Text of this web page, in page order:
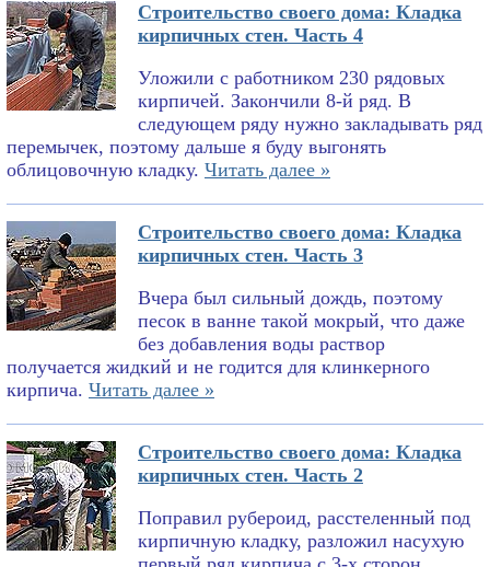
Строительство своего дома: Кладка
кирпичных стен. Часть 4
Уложили с работником 230 рядовых
кирпичей. Закончили 8-й ряд. В
следующем ряду нужно закладывать ряд
перемычек, поэтому дальше я буду выгонять
облицовочную кладку. Читать далее »
Строительство своего дома: Кладка
кирпичных стен. Часть 3
Вчера был сильный дождь, поэтому
песок в ванне такой мокрый, что даже
без добавления воды раствор
получается жидкий и не годится для клинкерного
кирпича. Читать далее »
Строительство своего дома: Кладка
кирпичных стен. Часть 2
Поправил рубероид, расстеленный под
кирпичную кладку, разложил насухую